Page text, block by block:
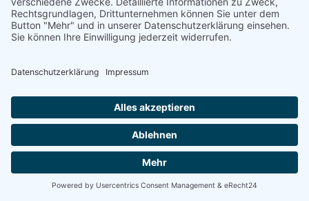
Schützen und optimieren Sie Ihre Photovoltaikanlage
mit unseren maßgeschneiderten Wartungsverträgen.
Wir bieten Ihnen drei unterschiedliche Wartungspakete,
der grundlegenden Sicherheit bis hin zur umfassenden
100% kostenloses Erstgespräch